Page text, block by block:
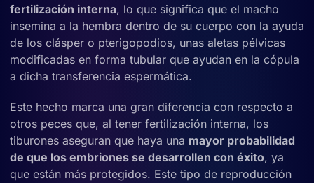
fertilización interna, lo que significa que el macho
insemina a la hembra dentro de su cuerpo con la ayuda
de los clásper o pterigopodios, unas aletas pélvicas
modificadas en forma tubular que ayudan en la cópula
a dicha transferencia espermática.
Este hecho marca una gran diferencia con respecto a
otros peces que, al tener fertilización interna, los
tiburones aseguran que haya una mayor probabilidad
de que los embriones se desarrollen con éxito, ya
que están más protegidos. Este tipo de reproducción